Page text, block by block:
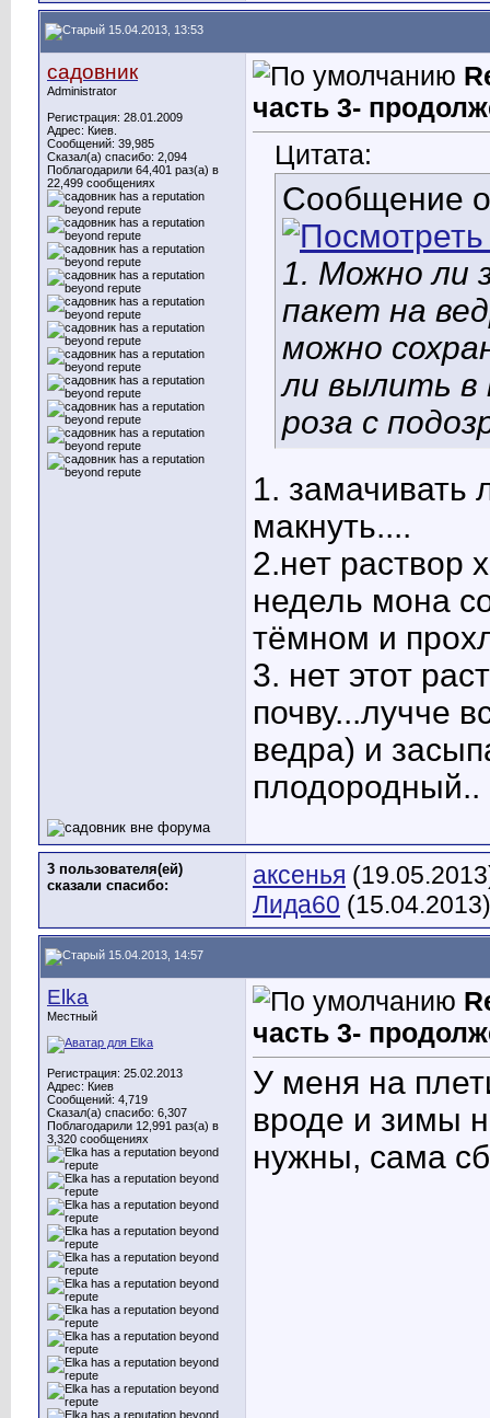
15.04.2013, 13:53
садовник
Administrator
Регистрация: 28.01.2009
Адрес: Киев.
Сообщений: 39,985
Сказал(а) спасибо: 2,094
Поблагодарили 64,401 раз(а) в
22,499 сообщениях
часть 3-
Цитата:
Сообщение
1. Можно ли
пакет на
можно
ли вылить в
роза с
1. замачивать
макнуть....
2.нет раствор
недель мона
тёмном и
3. нет этот
почву...лучче
ведра) и
плодородный..
3 пользователя(ей)
сказали cпасибо:
аксенья
Лида60 (15.04.2013)
15.04.2013, 14:57
Elka
Местный
Регистрация: 25.02.2013
Адрес: Киев
Сообщений: 4,719
Сказал(а) спасибо: 6,307
Поблагодарили 12,991 раз(а) в
3,320 сообщениях
часть 3-
У меня на
вроде и зимы
нужны, сама